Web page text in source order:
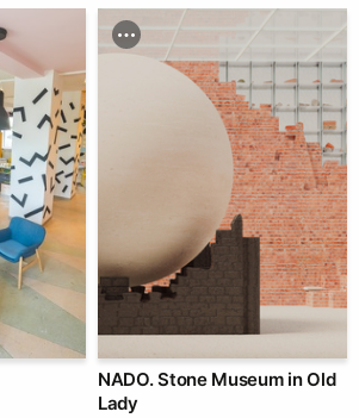
NADO. Stone Museum in Old
Lady